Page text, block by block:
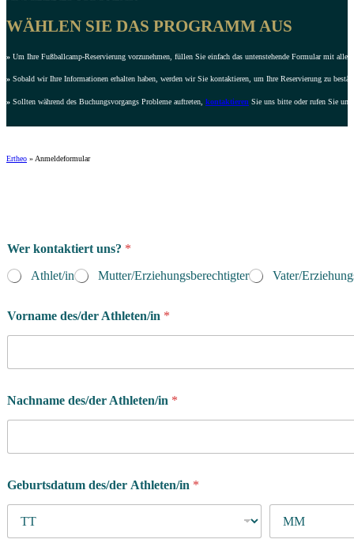
WÄHLEN SIE DAS PROGRAMM AUS
» Um Ihre Fußballcamp-Reservierung vorzunehmen, füllen Sie einfach das untenstehende Formular mit
» Sobald wir Ihre Informationen erhalten haben, werden wir Sie kontaktieren, um Ihre Reservierung zu
» Sollten während des Buchungsvorgangs Probleme auftreten, kontaktieren Sie uns bitte oder rufen Sie
Ertheo » Anmeldeformular
Wer kontaktiert uns? *
Athlet/in
Mutter/Erziehungsberechtigter Vater/
Vorname des/der Athleten/in *
Nachname des/der Athleten/in *
Geburtsdatum des/der Athleten/in *